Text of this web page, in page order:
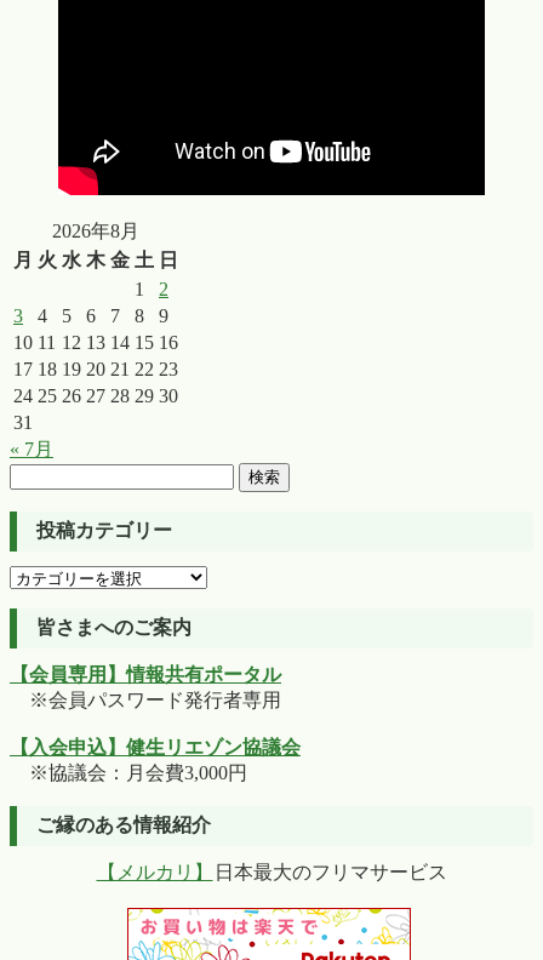
2026年8月
月 火 水 木 金 土 日
1
2
3
4 5 6 7 8
9
10 11 12 13 14 15 16
17 18 19 20 21 22 23
24 25 26 27 28 29 30
31
« 7月
投稿カテゴリー
投
テ
ゴ
皆さまへのご案内
【会員専用】情報共有ポータル
※会員パスワード発行者専用
【入会申込】健生リエゾン協議会
※協議会：月会費3,000円
ご縁のある情報紹介
【メルカリ】 日本最大のフリマサービス